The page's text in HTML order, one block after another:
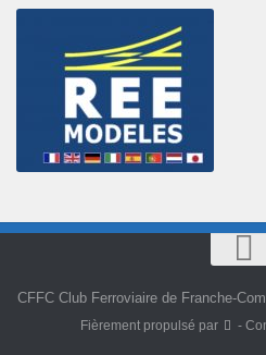
CFFC Club Ferroviaire de Franche-
Fièrement propulsé par -